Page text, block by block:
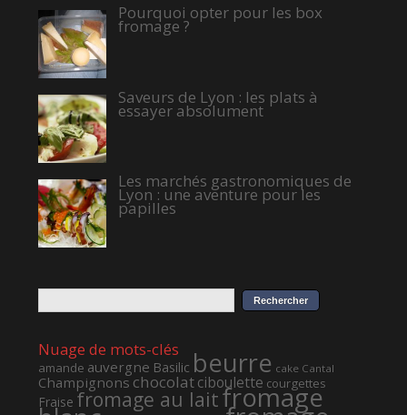
Pourquoi opter pour les box
fromage ?
Saveurs de Lyon : les plats à
essayer absolument
Les marchés gastronomiques de
Lyon : une aventure pour les
papilles
Nuage de mots-clés
amande auvergne Basilic beurre cake Cantal
Champignons chocolatciboulette courgettes
Fraise fromage au laitfromage